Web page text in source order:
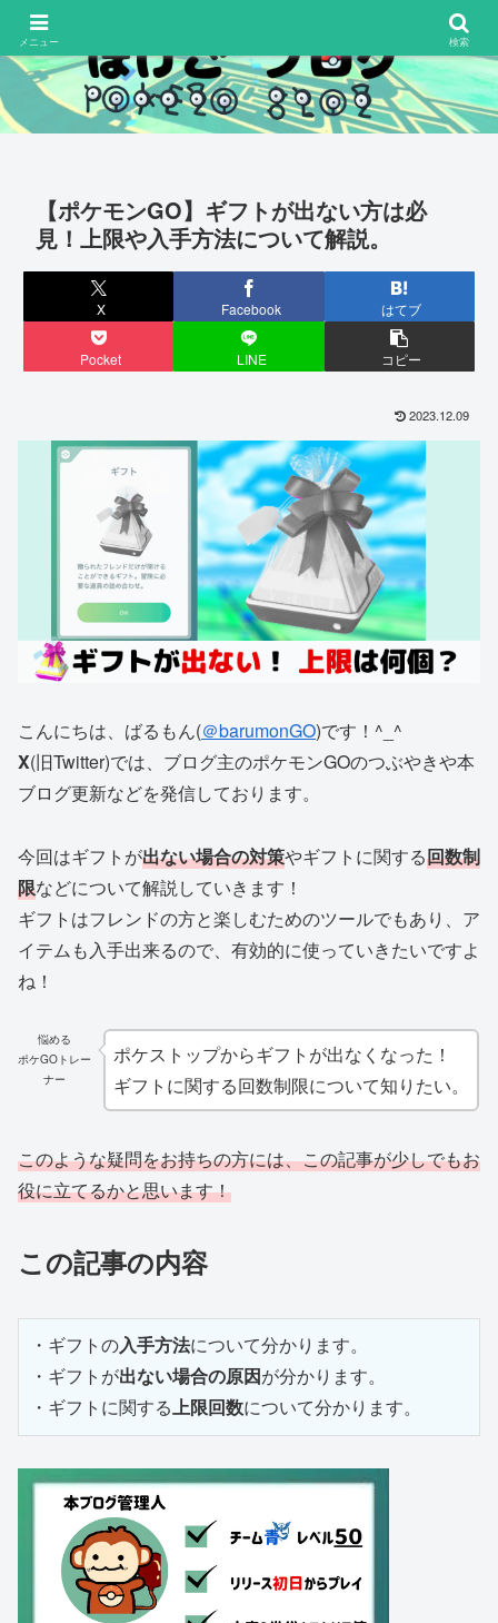
【ポケモンGO】ギフトが出ない方は必
見！上限や入手方法について解説。
X Facebook はてブ
Pocket LINE コピー
2023.12.09
こんにちは、ばるもん(＠barumonGO)です！^_^
X(旧Twitter)では、ブログ主のポケモンGOのつぶやきや本
ブログ更新などを発信しております。
今回はギフトが出ない場合の対策やギフトに関する回数制
限などについて解説していきます！
ギフトはフレンドの方と楽しむためのツールでもあり、ア
イテムも入手出来るので、有効的に使っていきたいですよ
ね！
悩める
ポケGOトレー
ナー
ポケストップからギフトが出なくなった！
ギフトに関する回数制限について知りたい。
このような疑問をお持ちの方には、この記事が少しでもお
役に立てるかと思います！
この記事の内容
・ギフトの入手方法について分かります。
・ギフトが出ない場合の原因 が分かります。
・ギフトに関する上限回数について分かります。
メニュー 検索